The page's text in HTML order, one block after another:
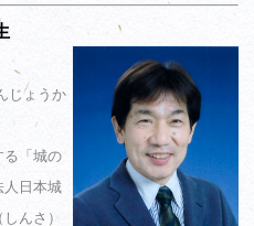
じょうか
る「城の
人日本城
んさ）